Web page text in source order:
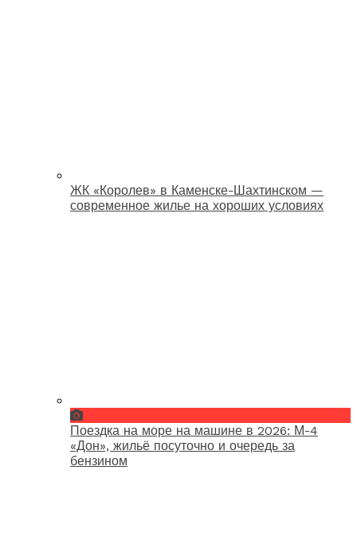
ЖК «Королев» в Каменске-Шахтинском —
современное жилье на хороших условиях
Поездка на море на машине в 2026: М-4
«Дон», жильё посуточно и очередь за
бензином